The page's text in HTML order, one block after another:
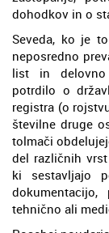
dohodkov in o
Seveda, ko je
neposredno
list in delovno
potrdilo o
registra (o
številne druge
tolmači
del različnih
ki sestavljajo
tehnično ali